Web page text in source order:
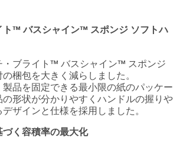
ト™ バスシャイン™ スポンジ ソフトハ
・ブライト™ バスシャイン™ スポンジ
梱包を大きく減らしました。
品を固定できる最小限の紙のパッケー
の形状が分かりやすくハンドルの握りや
ザインと仕様を採用しました。
く容積率の最大化